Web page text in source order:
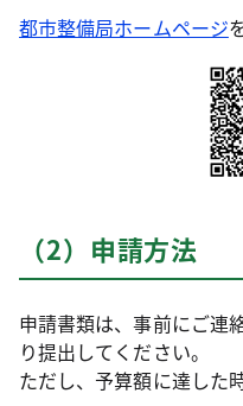
都市整備局ホームページ
（2）申請方法
申請書類は、事前にご連
り提出してください。
ただし、予算額に達した